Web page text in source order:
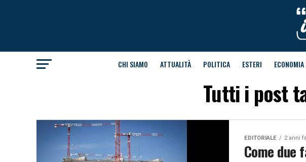
CHI SIAMO ATTUALITÀ POLITICA ESTERI
Tutti i post
EDITORIALE 2 anni fa
Come due